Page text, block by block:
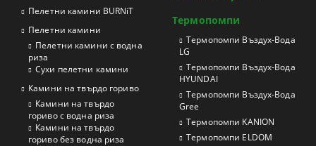
Пелетни камини BURNiT
Пелетни камини
Пелетни камини с водна
риза
Сухи пелетни камини
Камини на твърдо гориво
Камини на твърдо
гориво с водна риза
Камини на твърдо
гориво без водна риза
Термопомпи
Tермопомпи Въздух-Вода
LG
Термопомпи Въздух-Вода
HYUNDAI
Термопомпи Въздух-Вода
Gree
Термопомпи KANION
Термопомпи ELDOM